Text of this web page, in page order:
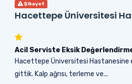
Şikayet
Hacettepe Üniversitesi
Acil Serviste Eksik
Hacettepe Üniversitesi Hastanesine
gittik. Kalp ağrısı, terleme ve...